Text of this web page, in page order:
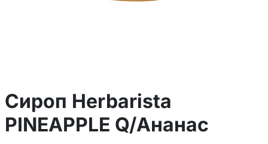
Сироп Herbarista
PINEAPPLE Q/Ананас